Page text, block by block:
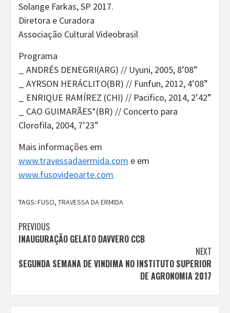
Solange Farkas, SP 2017.
Diretora e Curadora
Associação Cultural Videobrasil
Programa
_ ANDRÉS DENEGRI(ARG) // Uyuni, 2005, 8’08”
_ AYRSON HERÁCLITO(BR) // Funfun, 2012, 4’08”
_ ENRIQUE RAMÍREZ (CHI) // Pacifico, 2014, 2’42”
_ CAO GUIMARÃES*(BR) // Concerto para
Clorofila, 2004, 7’23”
Mais informações em
www.travessadaermida.com e em
www.fusovideoarte.com
TAGS: FUSO, TRAVESSA DA ERMIDA
Continue
Reading
PREVIOUS
INAUGURAÇÃO GELATO DAVVERO CCB
NEXT
SEGUNDA SEMANA DE VINDIMA NO INSTITUTO SUPERIOR
DE AGRONOMIA 2017